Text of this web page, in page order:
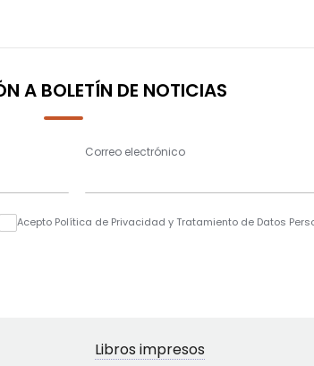
A BOLETÍN DE NOTICIAS
Correo electrónico
Acepto Política de Privacidad y Tratamiento de Datos
Libros impresos